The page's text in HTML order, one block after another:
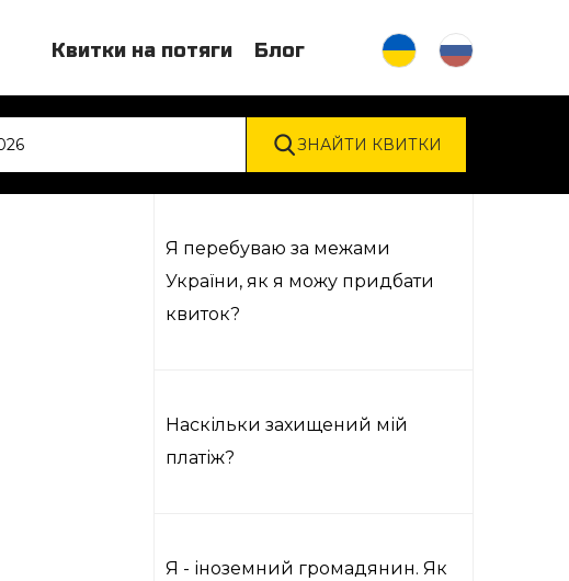
Квитки на потяги Блог
Я перебуваю за межами
України, як я можу придбати
квиток?
Наскільки захищений мій
платіж?
Я - іноземний громадянин. Як